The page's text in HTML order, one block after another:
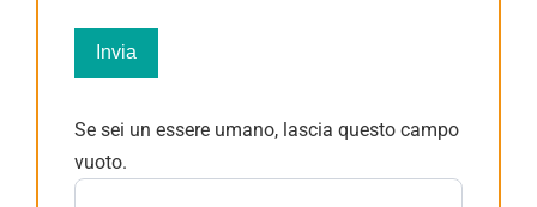
Invia
Se sei un essere umano, lascia questo campo
vuoto.